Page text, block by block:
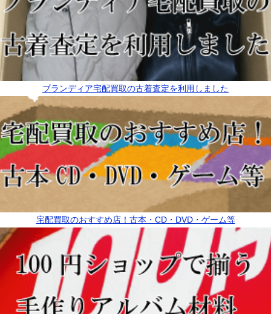
ブランディア宅配買取の古着査定を利用しました
宅配買取のおすすめ店！古本・CD・DVD・ゲーム等